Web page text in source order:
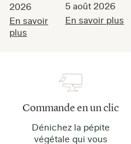
2026
En savoir
plus
5 août 2026
En savoir plus
Commande en un clic
Dénichez la pépite
végétale qui vous